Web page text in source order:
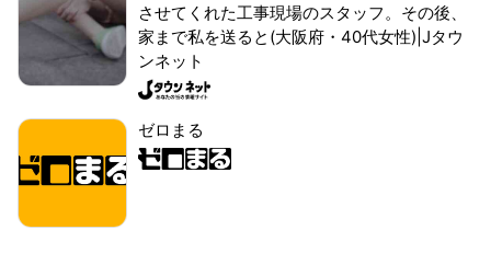
させてくれた工事現場のスタッフ。その後、
家まで私を送ると(大阪府・40代女性)|Jタウ
ンネット
ゼロまる